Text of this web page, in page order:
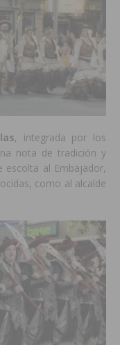
, integrada por los
nota de tradición y
escolta al Embajador,
como al alcalde